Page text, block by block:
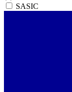
SASIC